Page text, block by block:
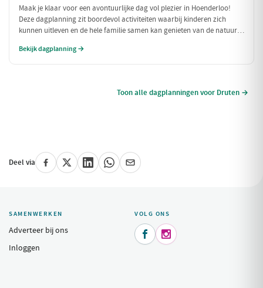
Maak je klaar voor een avontuurlijke dag vol plezier in Hoenderloo!
Deze dagplanning zit boordevol activiteiten waarbij kinderen zich
kunnen uitleven en de hele familie samen kan genieten van de natuur
ontdekken van een indoorspeelparadijs, deze dag is perfect voor
Bekijk dagplanning →
Toon alle dagplanningen voor Druten →
Deel via
SAMENWERKEN
Adverteer bij ons
Inloggen
VOLG ONS
 